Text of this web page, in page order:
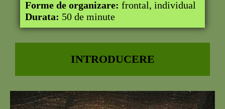
Forme de organizare: frontal, individual
Durata: 50 de minute
INTRODUCERE